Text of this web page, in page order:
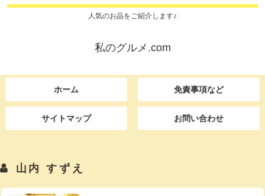
人気のお品をご紹介します♪
私のグルメ.com
ホーム 免責事項など
サイトマップ お問い合わせ
山内 すずえ